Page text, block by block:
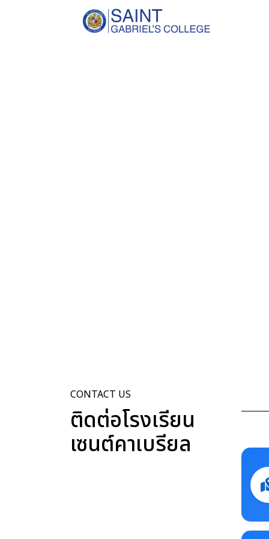
CONTACT US
ติดต่อโรงเรียน
เซนต์คาเบรียล